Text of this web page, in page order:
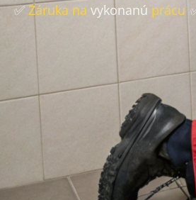
✅Záruka na vykonanú prácu